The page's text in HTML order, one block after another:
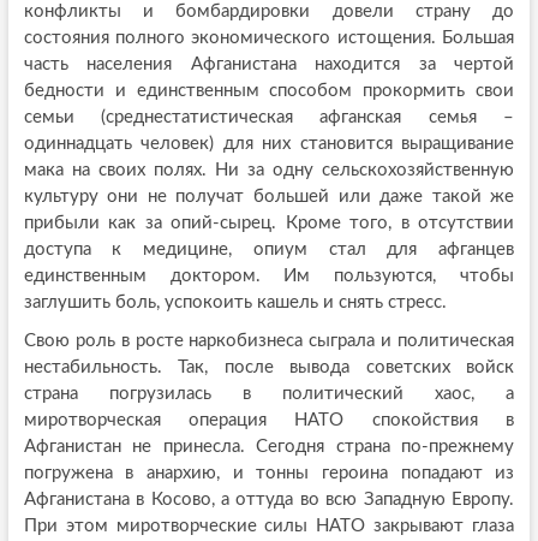
конфликты и бомбардировки довели страну до
состояния полного экономического истощения. Большая
часть населения Афганистана находится за чертой
бедности и единственным способом прокормить свои
семьи (среднестатистическая афганская семья –
одиннадцать человек) для них становится выращивание
мака на своих полях. Ни за одну сельскохозяйственную
культуру они не получат большей или даже такой же
прибыли как за опий-сырец. Кроме того, в отсутствии
доступа к медицине, опиум стал для афганцев
единственным доктором. Им пользуются, чтобы
заглушить боль, успокоить кашель и снять стресс.
Свою роль в росте наркобизнеса сыграла и политическая
нестабильность. Так, после вывода советских войск
страна погрузилась в политический хаос, а
миротворческая операция НАТО спокойствия в
Афганистан не принесла. Сегодня страна по-прежнему
погружена в анархию, и тонны героина попадают из
Афганистана в Косово, а оттуда во всю Западную Европу.
При этом миротворческие силы НАТО закрывают глаза